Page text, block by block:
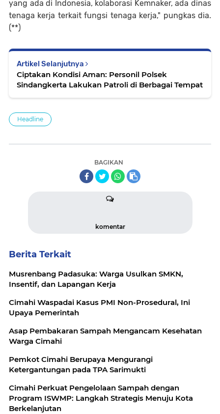
yang ada di Indonesia, kolaborasi Kemnaker, ada dinas
tenaga kerja terkait fungsi tenaga kerja," pungkas dia.
(**)
Artikel Selanjutnya
Ciptakan Kondisi Aman: Personil Polsek
Sindangkerta Lakukan Patroli di Berbagai Tempat
Headline
BAGIKAN
komentar
Berita Terkait
Musrenbang Padasuka: Warga Usulkan SMKN,
Insentif, dan Lapangan Kerja
Cimahi Waspadai Kasus PMI Non-Prosedural, Ini
Upaya Pemerintah
Asap Pembakaran Sampah Mengancam Kesehatan
Warga Cimahi
Pemkot Cimahi Berupaya Mengurangi
Ketergantungan pada TPA Sarimukti
Cimahi Perkuat Pengelolaan Sampah dengan
Program ISWMP: Langkah Strategis Menuju Kota
Berkelanjutan